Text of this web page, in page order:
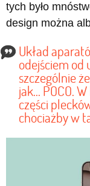
tych było
design można
Układ
odejściem
szczególnie
jak... POCO.
części
chociażby w